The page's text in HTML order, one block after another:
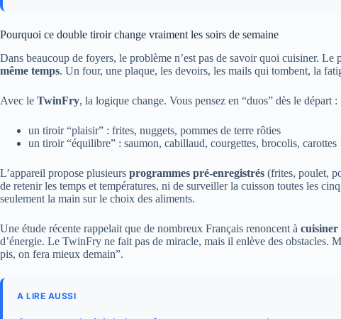
Pourquoi ce double tiroir change vraiment les soirs de semaine
Dans beaucoup de foyers, le problème n’est pas de savoir quoi cuisiner. Le
même temps. Un four, une plaque, les devoirs, les mails qui tombent, la
Avec le TwinFry, la logique change. Vous pensez en “duos” dès le départ :
un tiroir “plaisir” : frites, nuggets, pommes de terre rôties
un tiroir “équilibre” : saumon, cabillaud, courgettes, brocolis, carottes
L’appareil propose plusieurs programmes pré-enregistrés (frites, poulet,
de retenir les temps et températures, ni de surveiller la cuisson toutes les
seulement la main sur le choix des aliments.
Une étude récente rappelait que de nombreux Français renoncent à cuisiner
d’énergie. Le TwinFry ne fait pas de miracle, mais il enlève des obstacles.
pis, on fera mieux demain”.
A LIRE AUSSI